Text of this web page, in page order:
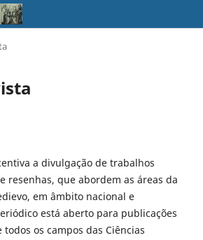
a divulgação de trabalhos
resenhas, que abordem as áreas da
em âmbito nacional e
está aberto para publicações
os campos das Ciências